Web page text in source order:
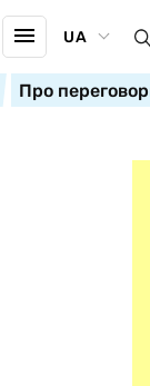
UA
Про